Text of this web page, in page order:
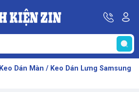
Hotline
08
69
67
68
69
Keo Dán Màn / Keo Dán Lưng Samsung